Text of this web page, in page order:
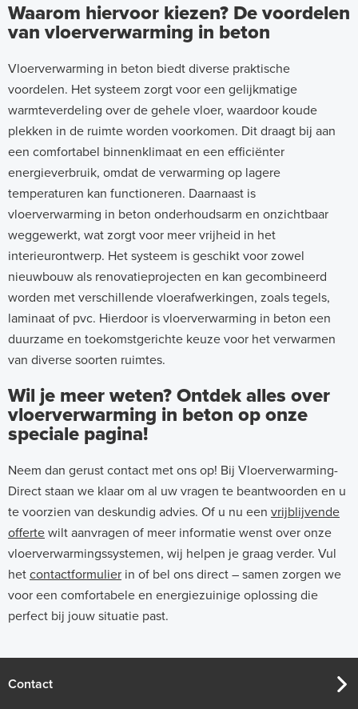
Waarom hiervoor kiezen? De voordelen
van vloerverwarming in beton
Vloerverwarming in beton biedt diverse praktische
voordelen. Het systeem zorgt voor een gelijkmatige
warmteverdeling over de gehele vloer, waardoor koude
plekken in de ruimte worden voorkomen. Dit draagt bij aan
een comfortabel binnenklimaat en een efficiënter
energieverbruik, omdat de verwarming op lagere
temperaturen kan functioneren. Daarnaast is
vloerverwarming in beton onderhoudsarm en onzichtbaar
weggewerkt, wat zorgt voor meer vrijheid in het
interieurontwerp. Het systeem is geschikt voor zowel
nieuwbouw als renovatieprojecten en kan gecombineerd
worden met verschillende vloerafwerkingen, zoals tegels,
laminaat of pvc. Hierdoor is vloerverwarming in beton een
duurzame en toekomstgerichte keuze voor het verwarmen
van diverse soorten ruimtes.
Wil je meer weten? Ontdek alles over
vloerverwarming in beton op onze
speciale pagina!
Neem dan gerust contact met ons op! Bij Vloerverwarming-
Direct staan we klaar om al uw vragen te beantwoorden en u
te voorzien van deskundig advies. Of u nu een vrijblijvende
offerte wilt aanvragen of meer informatie wenst over onze
vloerverwarmingssystemen, wij helpen je graag verder. Vul
het contactformulier in of bel ons direct – samen zorgen we
voor een comfortabele en energiezuinige oplossing die
perfect bij jouw situatie past.
Contact